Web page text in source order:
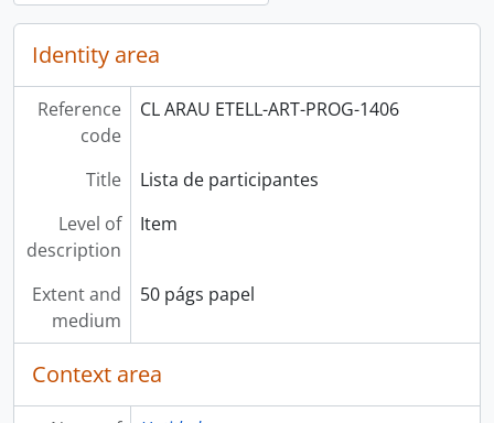
Identity area
Reference
code
CL ARAU ETELL-ART-PROG-1406
Title
Lista de participantes
Level of
description
Item
Extent and
medium
50 págs papel
Context area